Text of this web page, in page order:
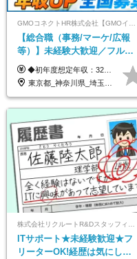
【総合職（事務/マーケ/広報
等）】未経験大歓迎／フルリ
モ可で全国募集！年収アップ
多数★年休最大130日★
◆初年度想定年収：320万円〜840万円 【関東／一都三県】月給24万円〜70万円 【関西・東海地方】月給23万円〜65万円 【その他の地方等】月給22万円〜60万円 ※ご経験・スキル・前職給与などを考慮の上決定いたします。 ◉固定残業代制（固定残業代10,000円含） 固定残業代は7時間分・時間超過分は追加支給 ≪月給例≫ ・月給54万円（29歳／入社3年目） ・月給38万円（26歳／入社2年目） ・月給28万円（24歳／入社1年目） ※試用期間は6ヶ月で、その間の雇用形態は契約社員です。そのほかの条件に変更はありません。
東京都_神奈川県_埼玉県_千葉県_大阪府_愛知県_北海道_青森県_岩手県_宮城県_秋田県_山形県_福島県_茨城県_栃木県_群馬県_新潟県_山梨県_長野県_富山県_石川県_福井県_静岡県_岐阜県_三重県_兵庫県_京都府_滋賀県_奈良県_和歌山県_広島県_岡山県_鳥取県_島根県_山口県_徳島県_香川県_愛媛県_高知県_福岡県_熊本県_佐賀県_長崎県_大分県_宮崎県_鹿児島県_沖縄県
ITサポート★未経験歓迎★フ
リーターOK!経歴は気にしな